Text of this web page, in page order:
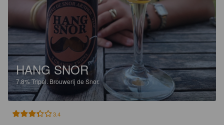
HANG SNOR
7.8%Tripel. Brouwerij de Snor.
3.4